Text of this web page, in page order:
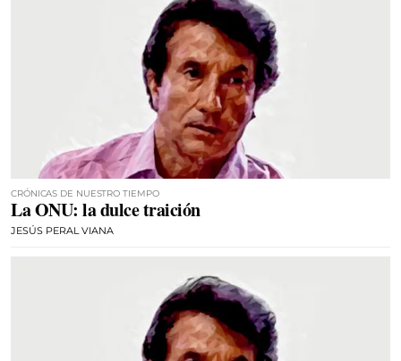
CRÓNICAS DE NUESTRO TIEMPO
La ONU: la dulce traición
JESÚS PERAL VIANA